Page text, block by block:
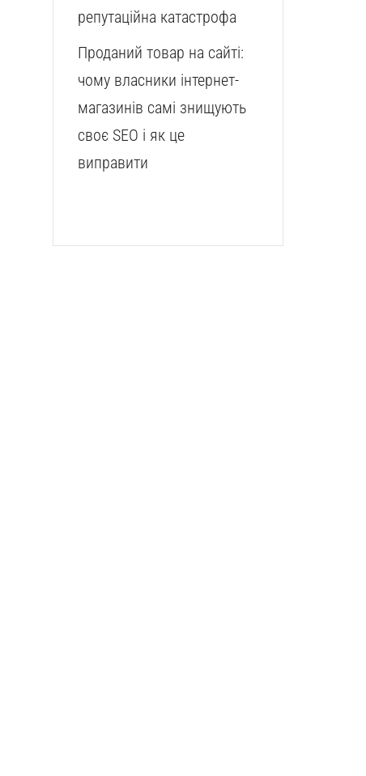
репутаційна катастрофа
Проданий товар на сайті:
чому власники інтернет-
магазинів самі знищують
своє SEO і як це
виправити